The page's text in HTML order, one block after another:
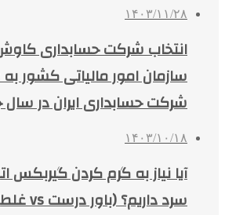
۱۴۰۳/۱۱/۲۸
انتخاب شرکت حسابداری
سازمان امور مالیاتی کشور به
شرکت حسابداری ایران در سال
۱۴۰۳/۱۰/۱۸
آیا نیاز به گرم کردن گیربکس
سرد داریم؟ (باور درست vs غلط)